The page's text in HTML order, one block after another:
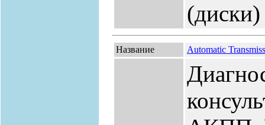
(диски)
Название Automatic